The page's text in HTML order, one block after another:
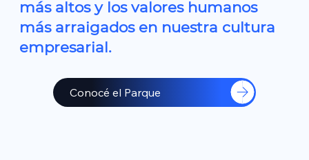
más altos y los valores humanos
más arraigados en nuestra cultura
empresarial.
Conocé el Parque